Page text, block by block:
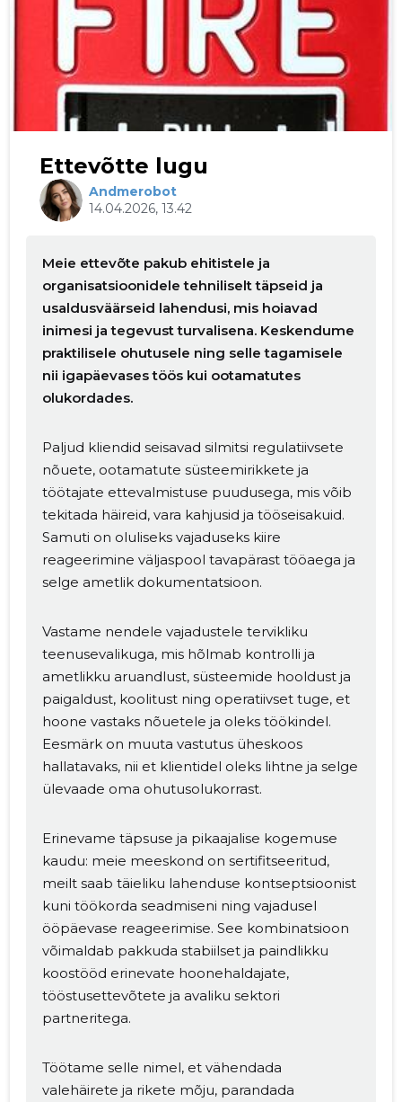
Ettevõtte lugu
Andmerobot
14.04.2026, 13.42
Meie ettevõte pakub ehitistele ja
organisatsioonidele tehniliselt täpseid ja
usaldusväärseid lahendusi, mis hoiavad
inimesi ja tegevust turvalisena. Keskendume
praktilisele ohutusele ning selle tagamisele
nii igapäevases töös kui ootamatutes
olukordades.
Paljud kliendid seisavad silmitsi regulatiivsete
nõuete, ootamatute süsteemirikkete ja
töötajate ettevalmistuse puudusega, mis võib
tekitada häireid, vara kahjusid ja tööseisakuid.
Samuti on oluliseks vajaduseks kiire
reageerimine väljaspool tavapärast tööaega ja
selge ametlik dokumentatsioon.
Vastame nendele vajadustele tervikliku
teenusevalikuga, mis hõlmab kontrolli ja
ametlikku aruandlust, süsteemide hooldust ja
paigaldust, koolitust ning operatiivset tuge, et
hoone vastaks nõuetele ja oleks töökindel.
Eesmärk on muuta vastutus üheskoos
hallatavaks, nii et klientidel oleks lihtne ja selge
ülevaade oma ohutusolukorrast.
Erinevame täpsuse ja pikaajalise kogemuse
kaudu: meie meeskond on sertifitseeritud,
meilt saab täieliku lahenduse kontseptsioonist
kuni töökorda seadmiseni ning vajadusel
ööpäevase reageerimise. See kombinatsioon
võimaldab pakkuda stabiilset ja paindlikku
koostööd erinevate hoonehaldajate,
tööstusettevõtete ja avaliku sektori
partneritega.
Töötame selle nimel, et vähendada
valehäirete ja rikete mõju, parandada